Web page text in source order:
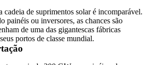
de suprimentos solar é incomparável.
painéis ou inversores, as chances são
de uma das gigantescas fábricas
portos de classe mundial.